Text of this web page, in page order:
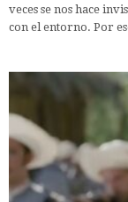
veces se nos hace
con el entorno. Por